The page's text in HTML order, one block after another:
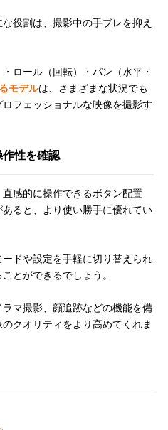
役割は、撮影中の手ブレを抑え
ロール（回転）・パン（水平・
モデルは、さまざまな状況でも
フェッショナルな映像を撮影す
性を確認
感的に操作できるボタン配置
あると、より使い勝手に優れてい
ドや設定を手軽に切り替えられ
とができるでしょう。
マ撮影、顔追跡などの機能を備
クオリティをより高めてくれま